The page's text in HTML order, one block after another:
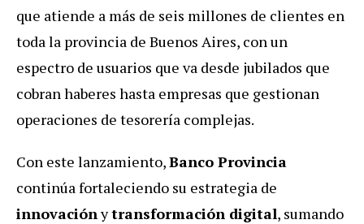
que atiende a más de seis millones de clientes en
toda la provincia de Buenos Aires, con un
espectro de usuarios que va desde jubilados que
cobran haberes hasta empresas que gestionan
operaciones de tesorería complejas.
Con este lanzamiento,Banco Provincia
continúa fortaleciendo su estrategia de
innovaciónytransformación digital, sumando